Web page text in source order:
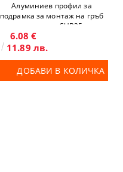
Алуминиев профил за
подрамка за монтаж на гръб
на панел - SUB25
6.08 €
11.89 лв.
ДОБАВИ В КОЛИЧКА